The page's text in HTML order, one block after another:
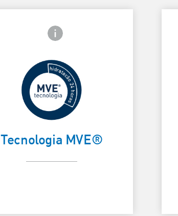
Ícone de informações frontais
Tecnologia MVE®
prolongada
dos ativos
para
hidratação
durante todo